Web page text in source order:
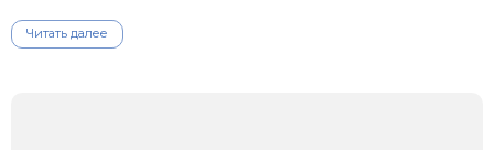
Читать далее